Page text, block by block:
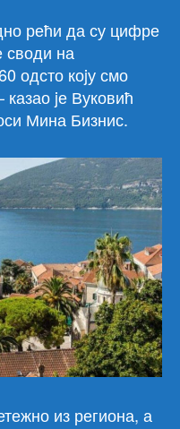
рећи да су цифре
своди на
одсто коjу смо
jе Вуковић
Мина Бизнис.
из региона, а